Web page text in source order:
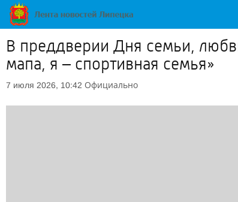
В преддверии Дня семьи,
мапа, я – спортивная семья»
7 июля 2026, 10:42 Официально